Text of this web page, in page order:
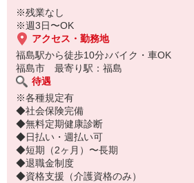
※残業なし
※週3日〜OK
アクセス・勤務地
福島駅から徒歩10分♪バイク・車OK
福島市 最寄り駅：福島
待遇
※各種規定有
◆社会保険完備
◆無料定期健康診断
◆日払い・週払い可
◆短期（2ヶ月）〜長期
◆退職金制度
◆資格支援（介護資格のみ）